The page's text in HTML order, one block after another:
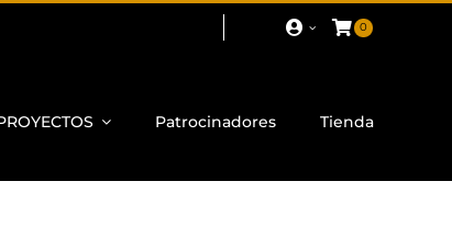
0
Patrocinadores Tienda